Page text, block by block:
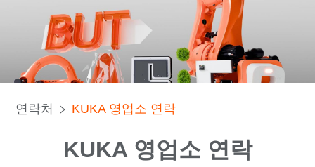
연락처 KUKA 영업소 연락
KUKA 영업소 연락